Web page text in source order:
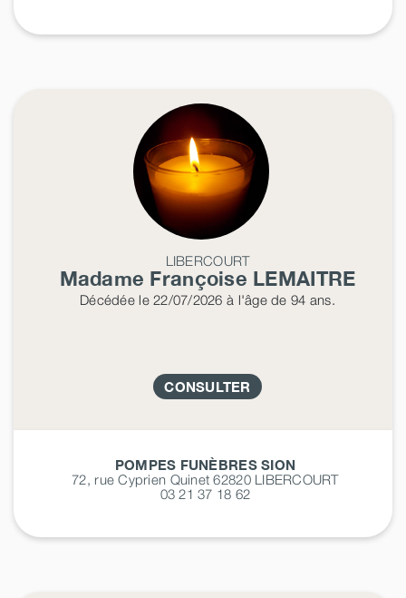
LIBERCOURT
Madame Françoise LEMAITRE
Décédéele 22/07/2026 à l'âge de 94 ans.
CONSULTER
POMPES FUNÈBRES SION
72, rue Cyprien Quinet 62820 LIBERCOURT
03 21 37 18 62